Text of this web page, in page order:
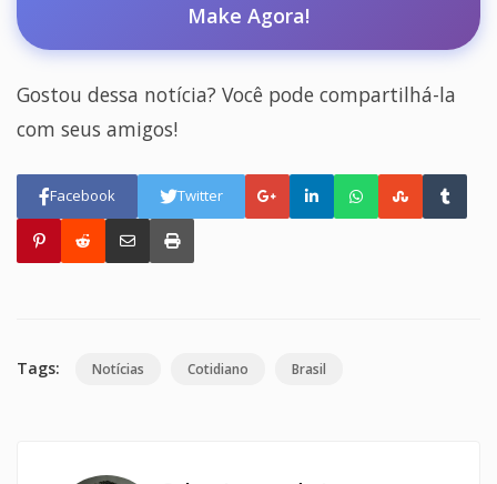
Make Agora!
Gostou dessa notícia? Você pode compartilhá-la
com seus amigos!
Facebook Twitter
Tags: Notícias Cotidiano Brasil